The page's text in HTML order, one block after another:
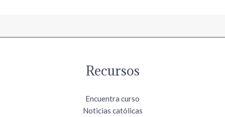
Recursos
Encuentra curso
Noticias católicas